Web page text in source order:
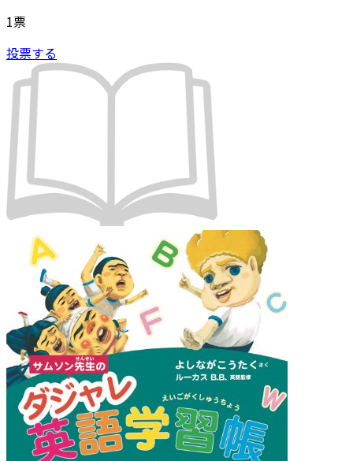
1票
投票する